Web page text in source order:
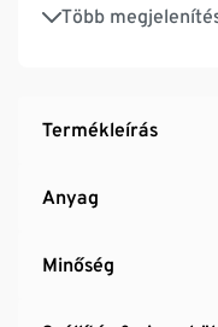
Több
egyenetlen
Termékleírás
Anyag
Minőség